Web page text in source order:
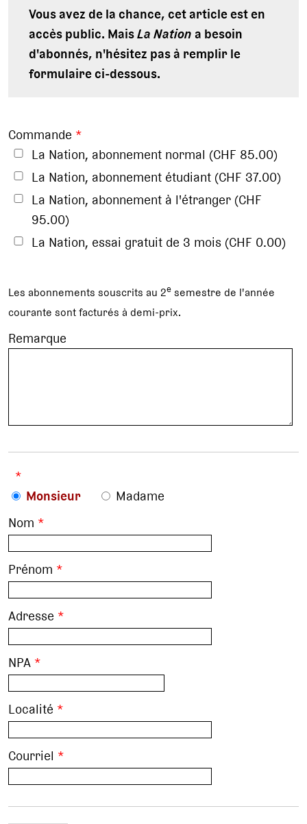
Vous avez de la chance, cet article est en
accès public. MaisLa Nationa besoin
d'abonnés, n'hésitez pas à remplir le
formulaire ci-dessous.
Commande *
La Nation, abonnement normal (CHF 85.00)
La Nation, abonnement étudiant (CHF 37.00)
La Nation, abonnement à l'étranger (CHF
95.00)
La Nation, essai gratuit de 3 mois (CHF 0.00)
Les abonnements souscrits au 2e semestre de l'année
courante sont facturés à demi-prix.
Remarque
*
Monsieur
Madame
Nom *
Prénom *
Adresse *
NPA *
Localité *
Courriel *